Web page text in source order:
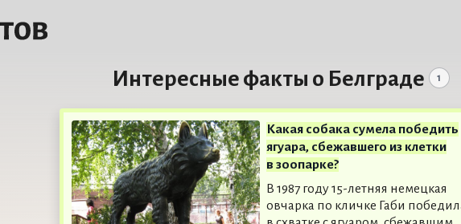
Интересные факты о Белграде 1
Какая собака сумела победить
ягуара, сбежавшего из клетки
в зоопарке?
В 1987 году 15-летняя немецкая
овчарка по кличке Габи